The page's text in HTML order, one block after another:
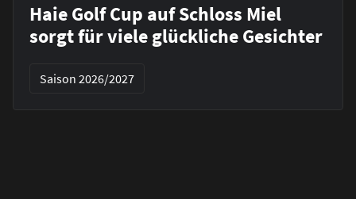
Haie Golf Cup auf Schloss Miel
sorgt für viele glückliche Gesichter
Saison 2026/2027